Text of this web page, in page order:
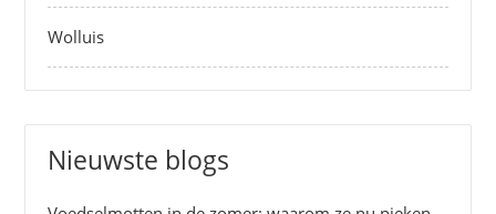
Wolluis
Nieuwste blogs